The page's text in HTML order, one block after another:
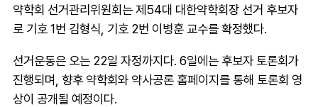
약학회 선거관리위원회는 제54대 대한약학회장 선거 후보자
로 기호 1번 김형식, 기호 2번 이병훈 교수를 확정했다.
선거운동은 오는 22일 자정까지다. 6일에는 후보자 토론회가
진행되며, 향후 약학회와 약사공론 홈페이지를 통해 토론회 영
상이 공개될 예정이다.